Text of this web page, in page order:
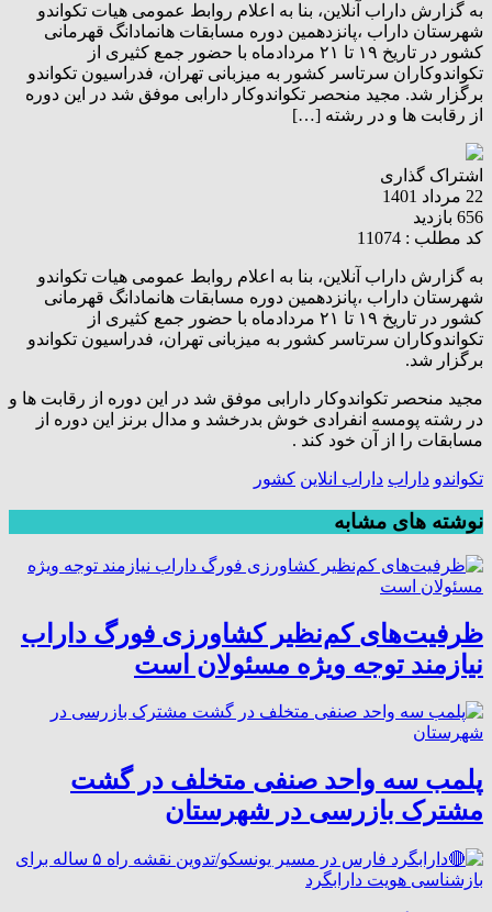
به گزارش داراب آنلاین، بنا به اعلام روابط عمومی هیات تکواندو
شهرستان داراب ،پانزدهمین دوره مسابقات هانمادانگ قهرمانی
کشور در تاریخ ۱۹ تا ۲۱ مردادماه با حضور جمع کثیری از
تکواندوکاران سرتاسر کشور به میزبانی تهران، فدراسیون تکواندو
برگزار شد. مجید منحصر تکواندوکار دارابی موفق شد در این دوره
از رقابت ها و در رشته […]
اشتراک گذاری
22 مرداد 1401
656 بازدید
کد مطلب : 11074
به گزارش داراب آنلاین، بنا به اعلام روابط عمومی هیات تکواندو
شهرستان داراب ،پانزدهمین دوره مسابقات هانمادانگ قهرمانی
کشور در تاریخ ۱۹ تا ۲۱ مردادماه با حضور جمع کثیری از
تکواندوکاران سرتاسر کشور به میزبانی تهران، فدراسیون تکواندو
برگزار شد.
مجید منحصر تکواندوکار دارابی موفق شد در این دوره از رقابت ها و
در رشته پومسه انفرادی خوش بدرخشد و‌ مدال برنز این دوره از
مسابقات را از آن خود کند .
تکواندو داراب داراب انلاین کشور
نوشته های مشابه
ظرفیت‌های کم‌نظیر کشاورزی فورگ داراب
نیازمند توجه ویژه مسئولان است
پلمب سه واحد صنفی متخلف در گشت
مشترک بازرسی در شهرستان